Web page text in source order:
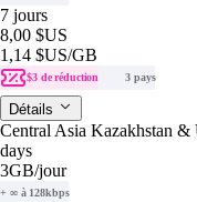
7 jours
8,00 $US
1,14 $US/GB
$3 de réduction 3 pays
Détails
Central Asia Kazakhstan
days
3GB/jour
+ ∞ à 128kbps